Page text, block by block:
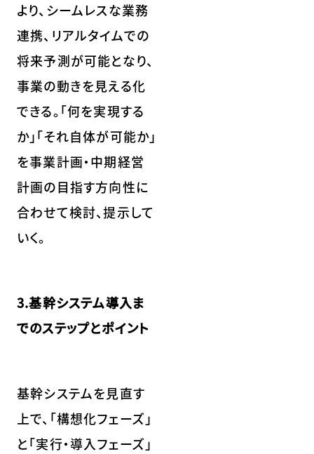
より、シームレスな業務
連携、リアルタイムでの
将来予測が可能となり、
事業の動きを見える化
できる。「何を実現する
か」「それ自体が可能か」
を事業計画・中期経営
計画の目指す方向性に
合わせて検討、提示して
いく。
3.基幹システム導入ま
でのステップとポイント
基幹システムを見直す
上で、「構想化フェーズ」
と「実行・導入フェーズ」